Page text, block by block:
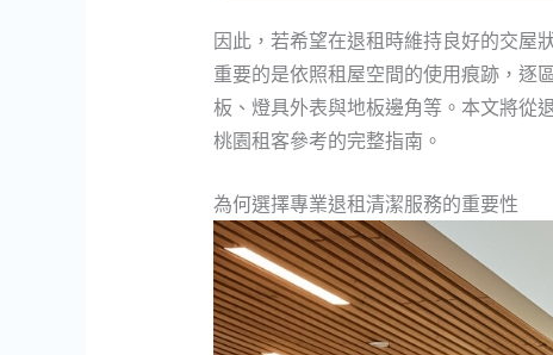
因此，若希望在退租時維持良好的交屋
重要的是依照租屋空間的使用痕跡，逐
板、燈具外表與地板邊角等。本文將從
桃園租客參考的完整指南。
為何選擇專業退租清潔服務的重要性